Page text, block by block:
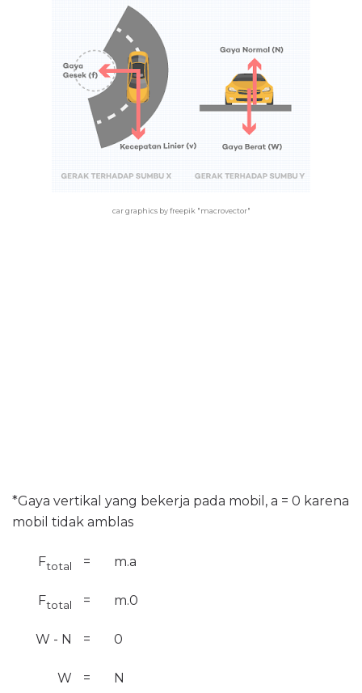
car graphics by freepik "macrovector"
*Gaya vertikal yang bekerja pada mobil, a = 0 karena
mobil tidak amblas
Ftotal = m.a
Ftotal = m.0
W - N = 0
W = N